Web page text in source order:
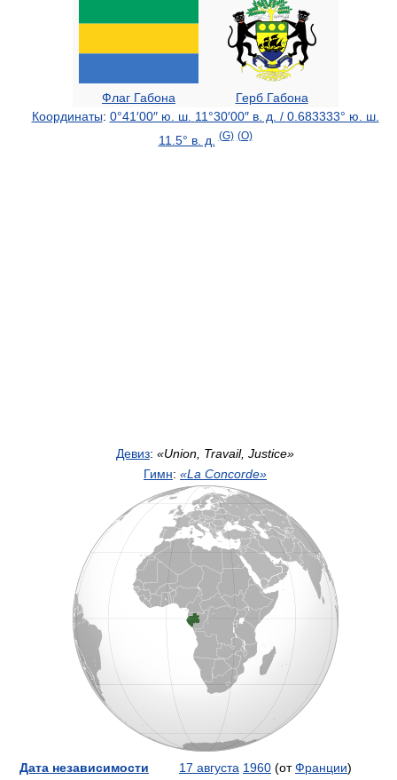
Флаг Габона
Герб Габона
Координаты: 0°41′00″ ю. ш. 11°30′00″ в. д. / 0.683333° ю. ш.
11.5° в. д.
(G) (O)
Девиз: «Union, Travail, Justice»
Гимн: «La Concorde»
Дата независимости 17 августа 1960 (отФранции)